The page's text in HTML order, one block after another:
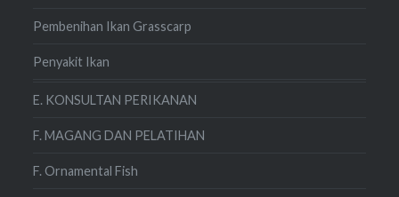
Pembenihan Ikan Grasscarp
Penyakit Ikan
E. KONSULTAN PERIKANAN
F. MAGANG DAN PELATIHAN
F. Ornamental Fish